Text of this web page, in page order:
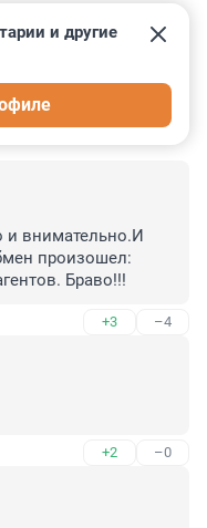
и другие
и внимательно.И
произошел:
Браво!!!
+3 –4
+2 –0